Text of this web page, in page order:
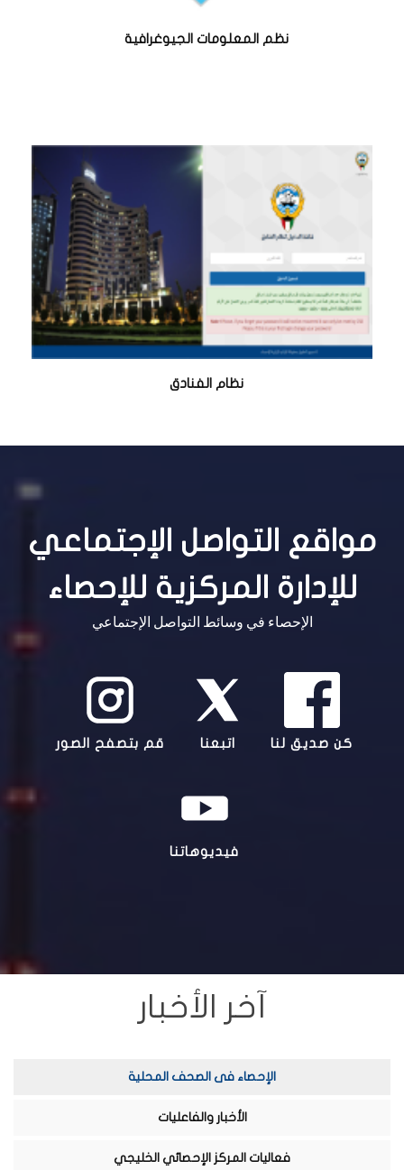
نظم المعلومات الجيوغرافية
نظام الفنادق
مواقع التواصل الإجتماعي
للإدارة المركزية للإحصاء
الإحصاء في وسائط التواصل الإجتماعي
كن صديق لنا اتبعنا قم بتصفح الصور
فيديوهاتنا
آخر الأخبار
الإحصاء فى الصحف المحلية
الأخبار والفاعليات
فعاليات المركز الإحصائي الخليجي